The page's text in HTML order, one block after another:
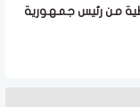
من رئيس جمهورية